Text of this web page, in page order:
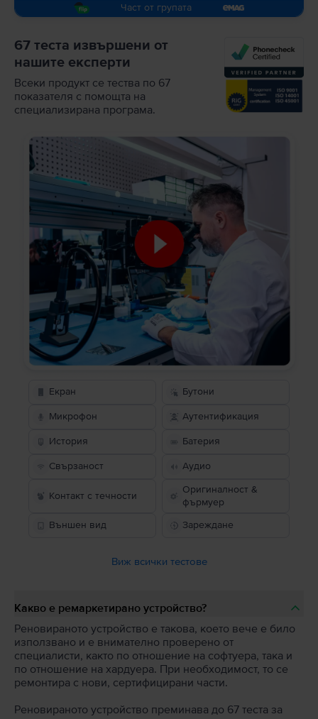
Част от групата
67 теста извършени от
нашите експерти
Всеки продукт се тества по 67
показателя с помощта на
специализирана програма.
Екран Бутони
Микрофон Аутентификация
История Батерия
Свързаност Аудио
Контакт с течности
Оригиналност &
фърмуер
Външен вид
Зареждане
Виж всички тестове
Какво е ремаркетирано устройство?
Реновираното устройство е такова, което вече е било
използвано и е внимателно проверено от
специалисти, както по отношение на софтуера, така и
по отношение на хардуера. При необходимост, то се
ремонтира с нови, сертифицирани части.
Реновираното устройство преминава до 67 теста за